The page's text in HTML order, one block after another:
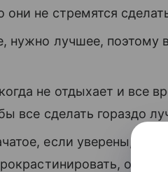
они не стремятся
нужно лучшее, поэтому
не отдыхает и все
все сделать гораздо
если уверены, что